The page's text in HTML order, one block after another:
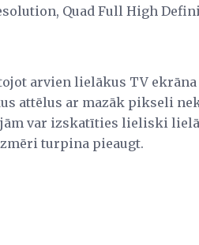
Quad Full High
arvien lielākus TV
attēlus ar mazāk pikseli
var izskatīties lieliski
turpina pieaugt.